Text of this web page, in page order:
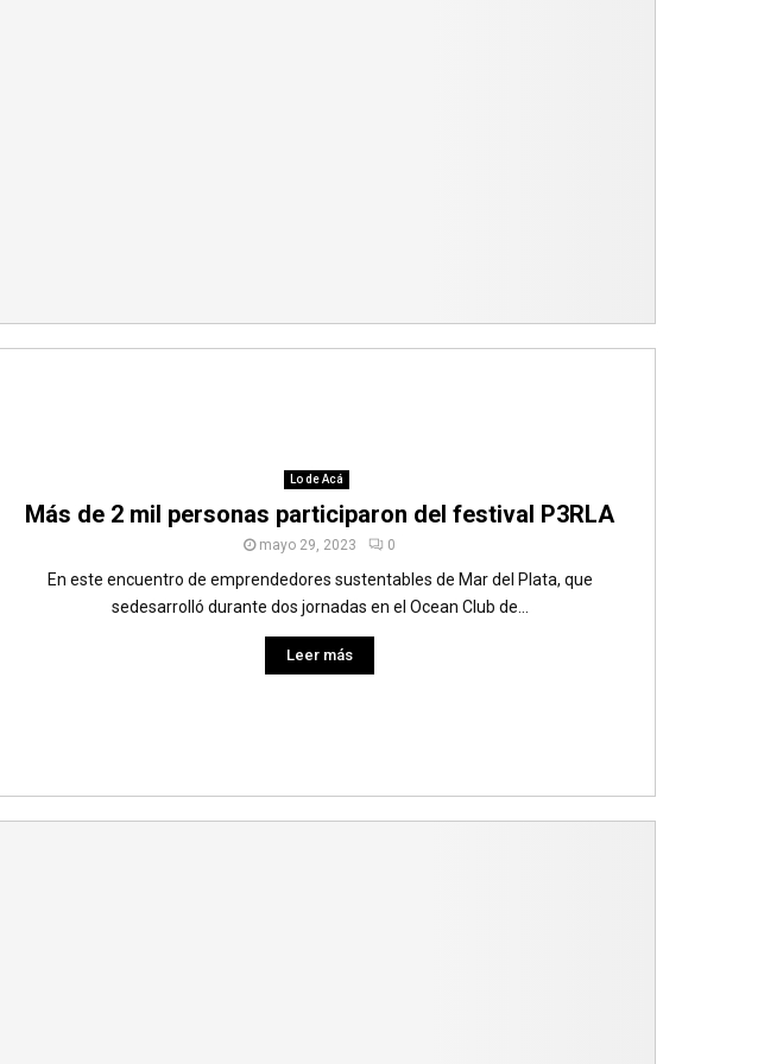
Lo de Acá
Más de 2 mil personas participaron del festival P3RLA
mayo 29, 2023 0
En este encuentro de emprendedores sustentables de Mar del Plata, que
sedesarrolló durante dos jornadas en el Ocean Club de...
Leer más